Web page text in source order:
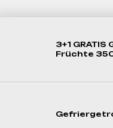
3+1
Früchte